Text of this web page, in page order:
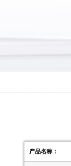
产品名称：